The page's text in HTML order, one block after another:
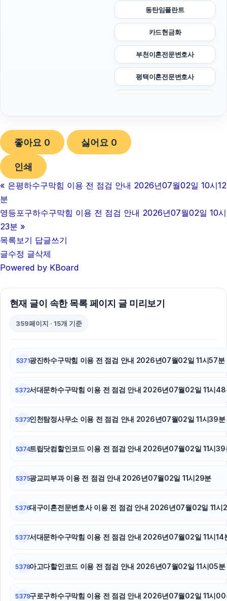
동탄임플란트
카드현금화
부천이혼전문변호사
평택이혼전문변호사
김포공항주차대행
수원이혼변호사
서초하수구막힘
동대문하수구막힘
강아지보호소
휴대폰성지
좋아요 0 싫어요 0
인쇄
« 은평하수구막힘 이용 전 점검 안내 2026년07월02일 10시12
분
영등포구하수구막힘 이용 전 점검 안내 2026년07월02일 10시
23분 »
목록보기 답글쓰기
글수정 글삭제
Powered by KBoard
현재 글이 속한 목록 페이지 글 미리보기
359페이지 · 15개 기준
5371광진하수구막힘 이용 전 점검 안내 2026년07월02일 11시57분
5372서대문하수구막힘 이용 전 점검 안내 2026년07월02일 11시48
5373인천탐정사무소 이용 전 점검 안내 2026년07월02일 11시39분
5374트립닷컴할인코드 이용 전 점검 안내 2026년07월02일 11시39
5375광교피부과 이용 전 점검 안내 2026년07월02일 11시29분
5376대구이혼전문변호사 이용 전 점검 안내 2026년07월02일 11시
5377서대문하수구막힘 이용 전 점검 안내 2026년07월02일 11시14
5378아고다할인코드 이용 전 점검 안내 2026년07월02일 11시05분
5379구로구하수구막힘 이용 전 점검 안내 2026년07월02일 11시00